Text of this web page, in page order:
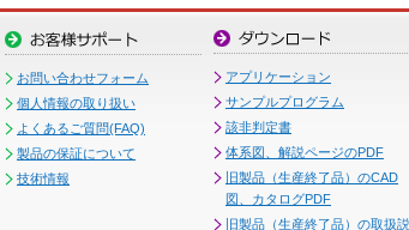
お問い合わせフォーム
個人情報の取り扱い
よくあるご質問(FAQ)
製品の保証について
技術情報
アプリケーション
サンプルプログラム
該非判定書
体系図、解説ページのPDF
旧製品（生産終了品）のCAD
図、カタログPDF
旧製品（生産終了品）の取扱説